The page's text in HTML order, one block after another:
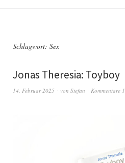
Schlagwort: Sex
Jonas Theresia: Toyboy
14. Februar 2025 von Stefan Kommentare 1